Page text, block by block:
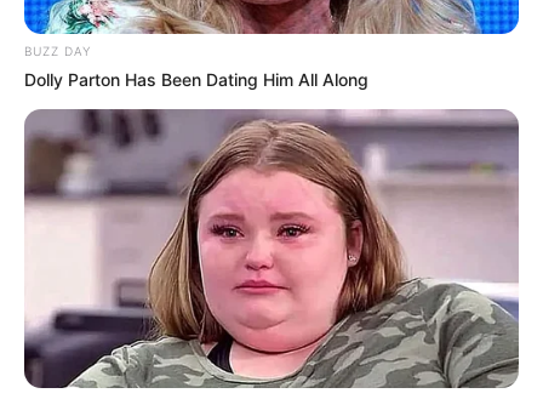
BUZZ DAY
Dolly Parton Has Been Dating Him All Along